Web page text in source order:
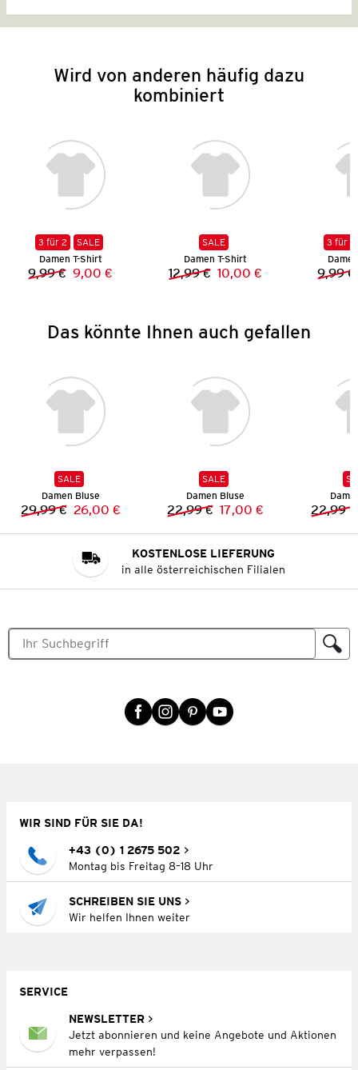
Wird von anderen häufig dazu
kombiniert
3 für 2
SALE
Damen T-Shirt
Vorheriger Preis:
9,99 € Neuer Preis:
9,00 €
SALE
Damen T-Shirt
Vorheriger Preis:
12,99 € Neuer Preis:
10,00 €
3 für 2
9,99 €
Das könnte Ihnen auch gefallen
SALE
Damen Bluse
Vorheriger Preis:
29,99 € Neuer Preis:
26,00 €
SALE
Damen Bluse
Vorheriger Preis:
22,99 € Neuer Preis:
17,00 € 22,99 €
KOSTENLOSE LIEFERUNG
in alle österreichischen Filialen
WIR SIND FÜR SIE DA!
+43 (0) 1 2675 502
Montag bis Freitag 8–18 Uhr
SCHREIBEN SIE UNS
Wir helfen Ihnen weiter
SERVICE
NEWSLETTER
Jetzt abonnieren und keine Angebote und Aktionen
mehr verpassen!